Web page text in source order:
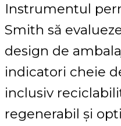
Instrumentul
Smith să
design de
indicatori cheie
inclusiv
regenerabil și